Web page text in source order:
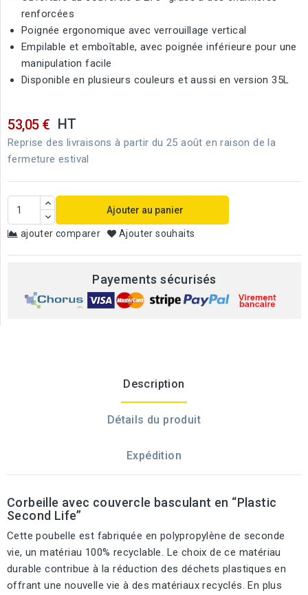
renforcées
Poignée ergonomique avec verrouillage vertical
Empilable et emboîtable, avec poignée inférieure pour une
manipulation facile
Disponible en plusieurs couleurs et aussi en version 35L
53,05 € HT
Reprise des livraisons à partir du 25 août en raison de la
fermeture estival
Ajouter au panier
ajouter comparer Ajouter souhaits
Payements sécurisés
Description
Détails du produit
Expédition
Corbeille avec couvercle basculant en “Plastic
Second Life”
Cette poubelle est fabriquée en polypropylène de seconde
vie, un matériau 100% recyclable. Le choix de ce matériau
durable contribue à la réduction des déchets plastiques en
offrant une nouvelle vie à des matériaux recyclés. En plus